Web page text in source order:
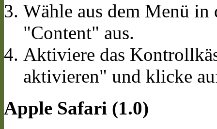
Wähle aus dem Menü
"Content" aus.
Aktiviere das
aktivieren" und klicke
Apple Safari (1.0)